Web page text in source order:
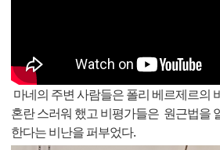
마네의 주변 사람들은 폴리 베르제르의
혼란 스러워 했고 비평가들은 원근법을
한다는 비난을 퍼부었다.